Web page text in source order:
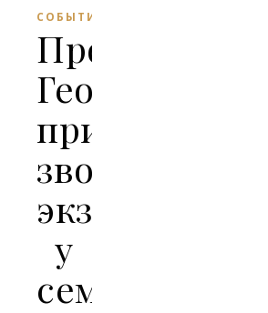
СОБЫТИЯ
Протоиерей
Георгий
принял
звонарский
экзамен
у
семинаристов